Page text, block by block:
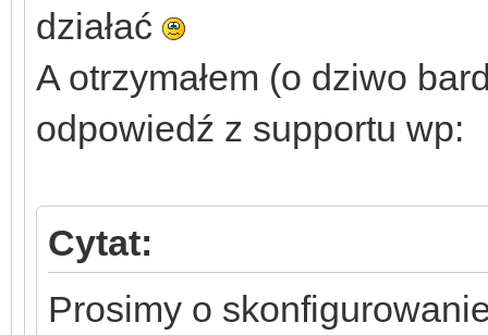
działać
A otrzymałem (o dziwo
odpowiedź z supportu wp:
Cytat:
Prosimy o